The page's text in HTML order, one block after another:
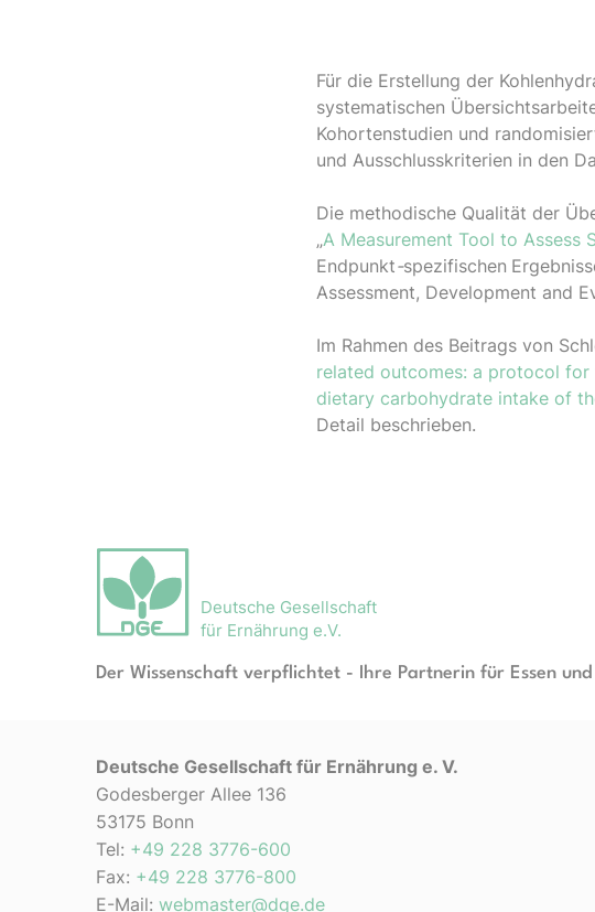
Für die Erstellung der
systematischen
Kohortenstudien und
und Ausschlusskriterien in den
Die methodische Qualität der
„A Measurement Tool to Assess
Endpunkt-spezifischen
Assessment, Development and
Im Rahmen des Beitrags von
related outcomes: a protocol
dietary carbohydrate intake of
Detail beschrieben.
Deutsche Gesellschaft
für Ernährung e.V.
Der Wissenschaft verpflichtet - Ihre Partnerin für Essen und
Deutsche Gesellschaft für Ernährung e. V.
Godesberger Allee 136
53175 Bonn
Tel: +49 228 3776-600
Fax: +49 228 3776-800
E-Mail: webmaster@dge.de